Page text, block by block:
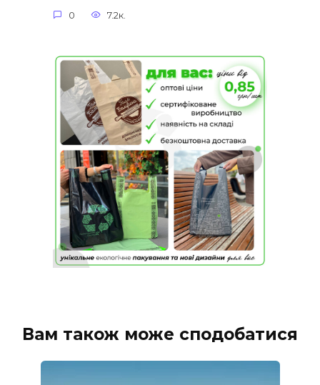
0 7.2к.
Вам також може сподобатися